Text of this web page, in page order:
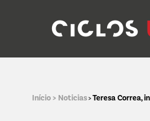
Início > Noticias>Teresa Correa,